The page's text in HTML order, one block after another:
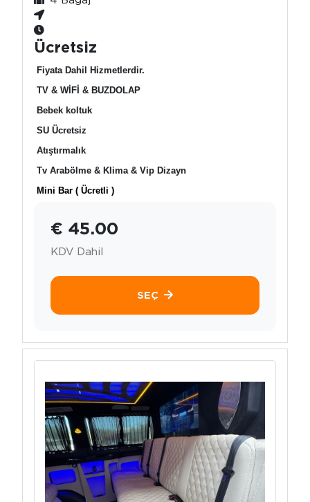
Ücretsiz
Fiyata Dahil Hizmetlerdir.
TV & WİFİ & BUZDOLAP
Bebek koltuk
SU Ücretsiz
Atıştırmalık
Tv Arabölme & Klima & Vip Dizayn
Mini Bar ( Ücretli )
€ 45.00
KDV Dahil
SEÇ